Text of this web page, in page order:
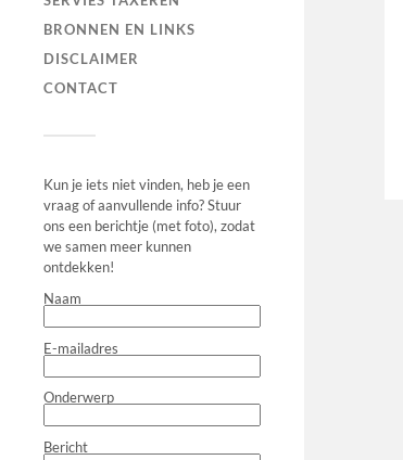
BRONNEN EN LINKS
DISCLAIMER
CONTACT
Kun je iets niet vinden, heb je een
vraag of aanvullende info? Stuur
ons een berichtje (met foto), zodat
we samen meer kunnen
ontdekken!
Naam
E-mailadres
Onderwerp
Bericht